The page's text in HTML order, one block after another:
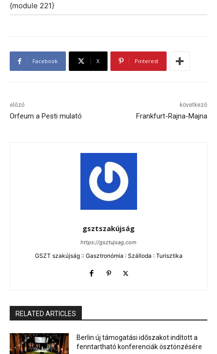
{module 221}
Facebook X Pinterest
előző
Orfeum a Pesti mulató
következő
Frankfurt-Rajna-Majna
gsztszakújság
https://gsztujsag.com
GSZT szakújság :: Gasztronómia : Szálloda : Turisztika
RELATED ARTICLES
Berlin új támogatási időszakot indított a
fenntartható konferenciák ösztönzésére